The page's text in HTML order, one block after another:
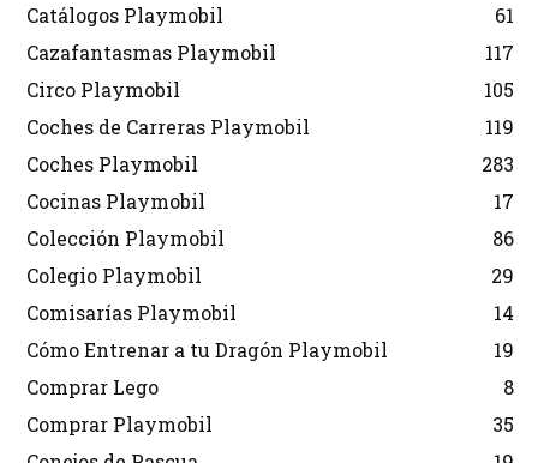
Catálogos Playmobil
61
Cazafantasmas Playmobil
117
Circo Playmobil
105
Coches de Carreras Playmobil
119
Coches Playmobil
283
Cocinas Playmobil
17
Colección Playmobil
86
Colegio Playmobil
29
Comisarías Playmobil
14
Cómo Entrenar a tu Dragón Playmobil
19
Comprar Lego
8
Comprar Playmobil
35